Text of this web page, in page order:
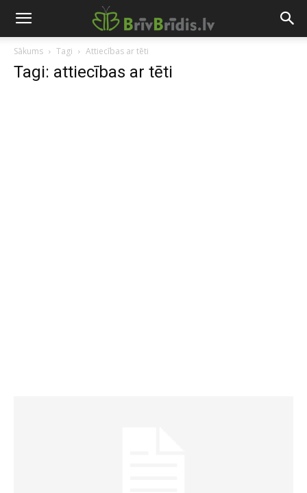
Sākums Tagi Attiecības ar tēti
Tagi: attiecības ar tēti